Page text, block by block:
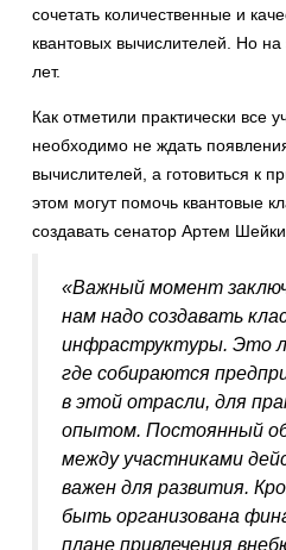
сочетать количественные и
квантовых вычислителей. Но на
лет.
Как отметили практически все
необходимо не ждать
вычислителей, а готовиться к
этом могут помочь квантовые
создавать сенатор Артем
«Важный момент
нам надо создавать
инфраструктуры. Это
где собираются
в этой отрасли, для
опытом. Постоянный
между участниками
важен для развития.
быть организована
плане привлечения